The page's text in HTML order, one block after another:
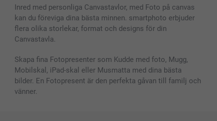
Fotoramar & Tillbehör
Presentkort
Alla fotoprodukter
Inred med personliga Canvastavlor, med Foto på canvas
kan du föreviga dina bästa minnen. smartphoto erbjuder
flera olika storlekar, format och designs för din
Canvastavla.
Skapa fina Fotopresenter som Kudde med foto, Mugg,
Mobilskal, iPad-skal eller Musmatta med dina bästa
bilder. En Fotopresent är den perfekta gåvan till familj och
vänner.